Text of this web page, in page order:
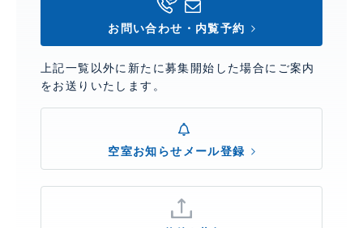
お問い合わせ・内覧予約
上記一覧以外に新たに募集開始した場合にご案内
をお送りいたします。
空室お知らせメール登録